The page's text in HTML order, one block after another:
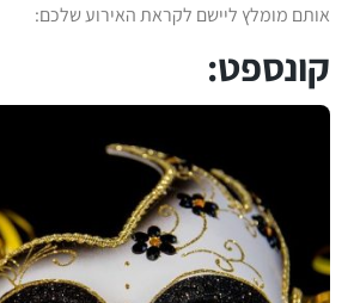
אותם מומלץ ליישם לקראת האירוע שלכם:
קונספט: